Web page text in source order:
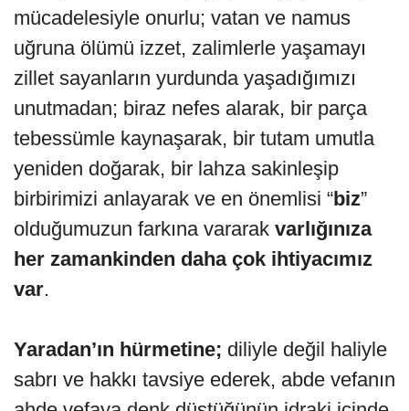
mücadelesiyle onurlu; vatan ve namus
uğruna ölümü izzet, zalimlerle yaşamayı
zillet sayanların yurdunda yaşadığımızı
unutmadan; biraz nefes alarak, bir parça
tebessümle kaynaşarak, bir tutam umutla
yeniden doğarak, bir lahza sakinleşip
birbirimizi anlayarak ve en önemlisi “biz”
olduğumuzun farkına vararak varlığınıza
her zamankinden daha çok ihtiyacımız
var.
Yaradan’ın hürmetine; diliyle değil haliyle
sabrı ve hakkı tavsiye ederek, abde vefanın